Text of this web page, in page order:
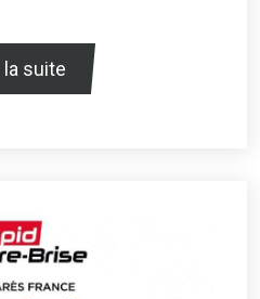
la suite